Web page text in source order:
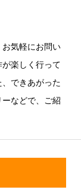
気軽にお問い
楽しく行って
できあがった
などで、ご紹